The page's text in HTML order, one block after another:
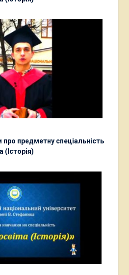
предметну спеціальність
(Історія)